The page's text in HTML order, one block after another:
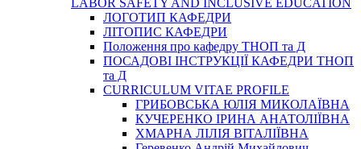
LABOR SAFETY AND INCLUSIVE EDUCATION
ЛОГОТИП КАФЕДРИ
ЛІТОПИС КАФЕДРИ
Положення про кафедру ТНОП та Д
ПОСАДОВІ ІНСТРУКЦІЇ КАФЕДРИ ТНОП
та Д
CURRICULUM VITAE PROFILE
ГРИБОВСЬКА ЮЛІЯ МИКОЛАЇВНА
КУЧЕРЕНКО ІРИНА АНАТОЛІЇВНА
ХМАРНА ЛІЛІЯ ВІТАЛІЇВНА